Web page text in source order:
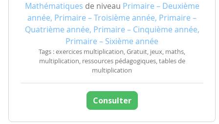
Mathématiques de niveau Primaire – Deuxième
année, Primaire – Troisième année, Primaire –
Quatrième année, Primaire – Cinquième année,
Primaire – Sixième année
Tags : exercices multiplication, Gratuit, jeux, maths,
multiplication, ressources pédagogiques, tables de
multiplication
Consulter